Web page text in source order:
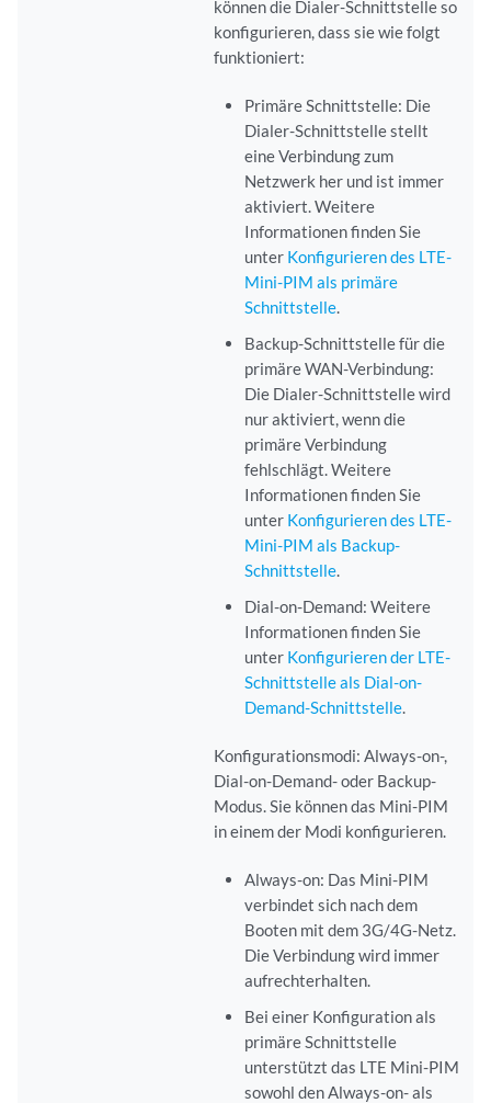
können die Dialer-Schnittstelle so
konfigurieren, dass sie wie folgt
funktioniert:
Primäre Schnittstelle: Die
Dialer-Schnittstelle stellt
eine Verbindung zum
Netzwerk her und ist immer
aktiviert. Weitere
Informationen finden Sie
unter Konfigurieren des LTE-
Mini-PIM als primäre
Schnittstelle.
Backup-Schnittstelle für die
primäre WAN-Verbindung:
Die Dialer-Schnittstelle wird
nur aktiviert, wenn die
primäre Verbindung
fehlschlägt. Weitere
Informationen finden Sie
unter Konfigurieren des LTE-
Mini-PIM als Backup-
Schnittstelle.
Dial-on-Demand: Weitere
Informationen finden Sie
unter Konfigurieren der LTE-
Schnittstelle als Dial-on-
Demand-Schnittstelle.
Konfigurationsmodi: Always-on-,
Dial-on-Demand- oder Backup-
Modus. Sie können das Mini-PIM
in einem der Modi konfigurieren.
Always-on: Das Mini-PIM
verbindet sich nach dem
Booten mit dem 3G/4G-Netz.
Die Verbindung wird immer
aufrechterhalten.
Bei einer Konfiguration als
primäre Schnittstelle
unterstützt das LTE Mini-PIM
sowohl den Always-on- als